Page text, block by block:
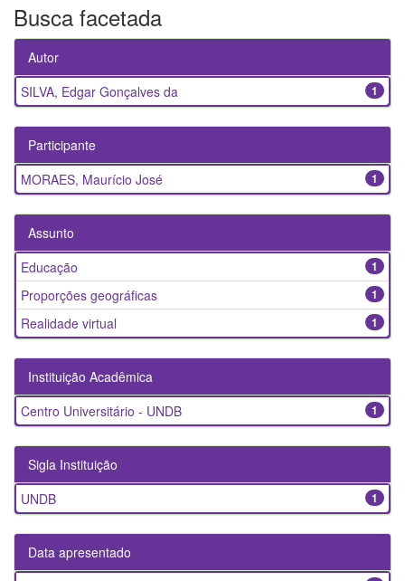
Busca facetada
Autor
1
SILVA, Edgar Gonçalves da
Participante
1
MORAES, Maurício José
Assunto
1
Educação
1
Proporções geográficas
1
Realidade virtual
Instituição Acadêmica
1
Centro Universitário - UNDB
Sigla Instituição
1
UNDB
Data apresentado